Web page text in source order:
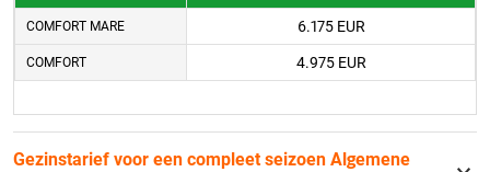
COMFORT MARE 6.175 EUR
COMFORT 4.975 EUR
Gezinstarief voor een compleet seizoen Algemene